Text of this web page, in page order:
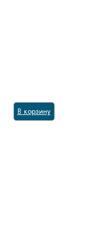
В корзину